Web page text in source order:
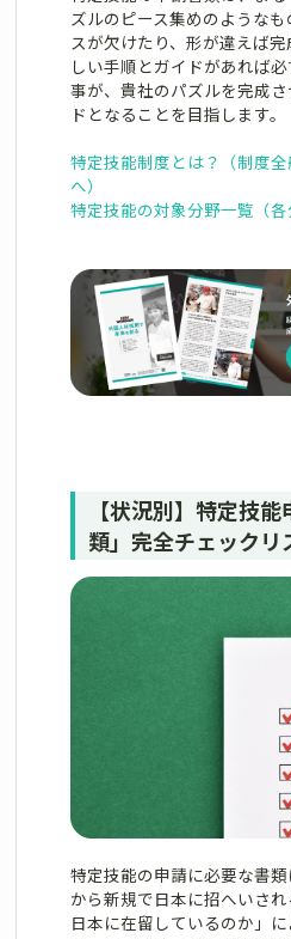
ズルのピース集めのような
スが欠けたり、形が違えば
しい手順とガイドがあれば
事が、貴社のパズルを完成
ドとなることを目指します。
特定技能制度とは？（制度
へ）
特定技能の対象分野一覧（各
【状況別】特定技
類」完全チェックリ
特定技能の申請に必要な書
から新規で日本に招へいさ
日本に在留しているのか」